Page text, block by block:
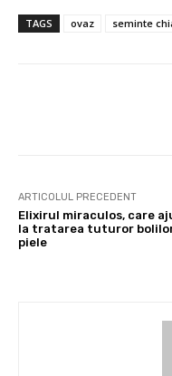
TAGS ovaz seminte
ARTICOLUL PRECEDENT
Elixirul miraculos, care
la tratarea tuturor
piele